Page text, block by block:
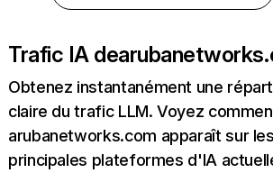
Trafic IA de
Obtenez instantanément une
claire du trafic LLM. Voyez
arubanetworks.com apparaît sur
principales plateformes d'IA